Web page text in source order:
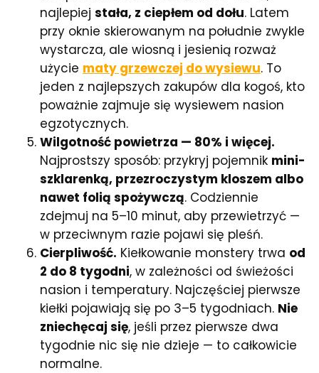
najlepiej stała, z ciepłem od dołu. Latem
przy oknie skierowanym na południe zwykle
wystarcza, ale wiosną i jesienią rozważ
użycie maty grzewczej do wysiewu. To
jeden z najlepszych zakupów dla kogoś, kto
poważnie zajmuje się wysiewem nasion
egzotycznych.
Wilgotność powietrza — 80% i więcej.
Najprostszy sposób: przykryj pojemnik mini-
szklarenką, przezroczystym kloszem albo
nawet folią spożywczą. Codziennie
zdejmuj na 5–10 minut, aby przewietrzyć —
w przeciwnym razie pojawi się pleśń.
Cierpliwość. Kiełkowanie monstery trwa od
2 do 8 tygodni, w zależności od świeżości
nasion i temperatury. Najczęściej pierwsze
kiełki pojawiają się po 3–5 tygodniach. Nie
zniechęcaj się, jeśli przez pierwsze dwa
tygodnie nic się nie dzieje — to całkowicie
normalne.